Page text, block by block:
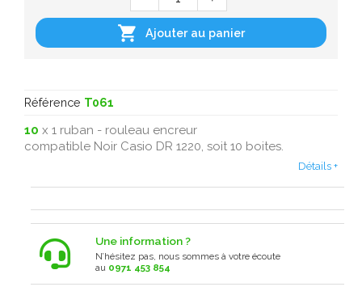
Référence T061
10 x 1 ruban - rouleau encreur
compatible Noir Casio DR 1220, soit 10 boites.
Détails +
Une information ?
N’hésitez pas, nous sommes à votre écoute
au 0971 453 854
 Ajouter au panier